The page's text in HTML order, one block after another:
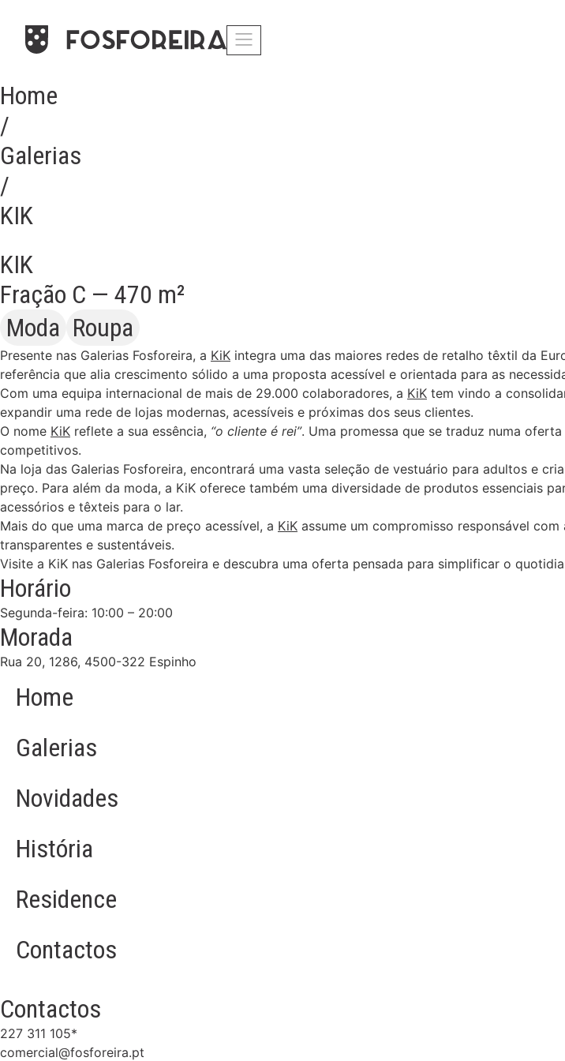
Home
/
Galerias
/
KIK
KIK
Fração C — 470 m²
Moda Roupa
Presente nas Galerias Fosforeira, a KiK integra uma das maiores redes de retalho têxtil da
referência que alia crescimento sólido a uma proposta acessível e orientada para as
Com uma equipa internacional de mais de 29.000 colaboradores, a KiK tem vindo a
expandir uma rede de lojas modernas, acessíveis e próximas dos seus clientes.
O nome KiK reflete a sua essência, “o cliente é rei”. Uma promessa que se traduz numa
competitivos.
Na loja das Galerias Fosforeira, encontrará uma vasta seleção de vestuário para adultos e
preço. Para além da moda, a KiK oferece também uma diversidade de produtos essenciais
acessórios e têxteis para o lar.
Mais do que uma marca de preço acessível, a KiK assume um compromisso responsável
transparentes e sustentáveis.
Visite a KiK nas Galerias Fosforeira e descubra uma oferta pensada para simplificar o
Horário
Segunda-feira: 10:00 – 20:00
Morada
Rua 20, 1286, 4500-322 Espinho
Home
Galerias
Novidades
História
Residence
Contactos
Contactos
227 311 105*
comercial@fosforeira.pt